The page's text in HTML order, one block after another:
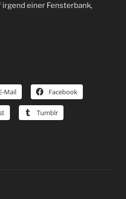
einer Fensterbank,
Mail Facebook
Tumblr